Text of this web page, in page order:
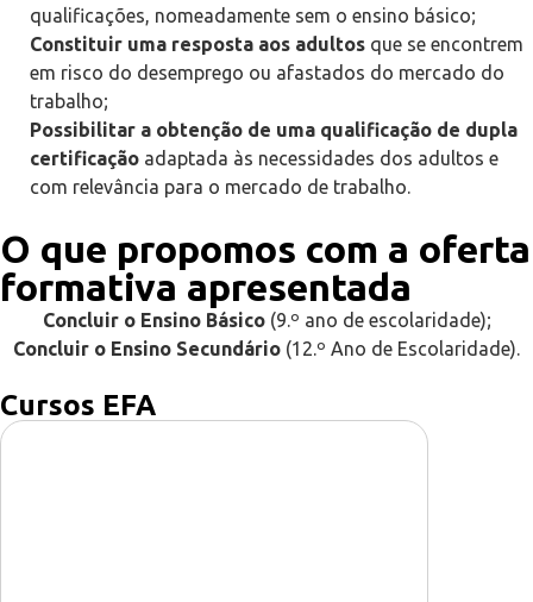
qualificações, nomeadamente sem o ensino básico;
Constituir uma resposta aos adultos que se encontrem
em risco do desemprego ou afastados do mercado do
trabalho;
Possibilitar a obtenção de uma qualificação de dupla
certificação adaptada às necessidades dos adultos e
com relevância para o mercado de trabalho.
O que propomos com a oferta
formativa apresentada
Concluir o Ensino Básico(9.º ano de escolaridade);
Concluir o Ensino Secundário (12.º Ano de Escolaridade).
Cursos EFA